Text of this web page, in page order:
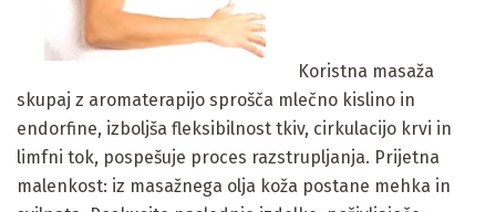
Koristna masaža
skupaj z aromaterapijo sprošča mlečno kislino in
endorfine, izboljša fleksibilnost tkiv, cirkulacijo krvi in ​​
limfni tok, pospešuje proces razstrupljanja. Prijetna
malenkost: iz masažnega olja koža postane mehka in